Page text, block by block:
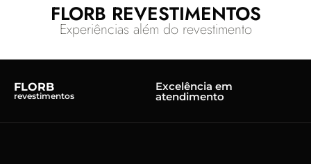
FLORB REVESTIMENTOS
Experiências além do revestimento
FLORB
revestimentos
Excelência em
atendimento